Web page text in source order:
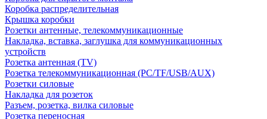
Коробка распределительная
Крышка коробки
Розетки антенные, телекоммуникационные
Накладка, вставка, заглушка для коммуникационных
устройств
Розетка антенная (TV)
Розетка телекоммуникационная (PC/TF/USB/AUX)
Розетки силовые
Накладка для розеток
Разъем, розетка, вилка силовые
Розетка переносная